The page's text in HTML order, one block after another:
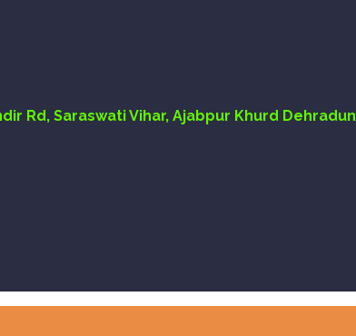
Rd, Saraswati Vihar, Ajabpur Khurd